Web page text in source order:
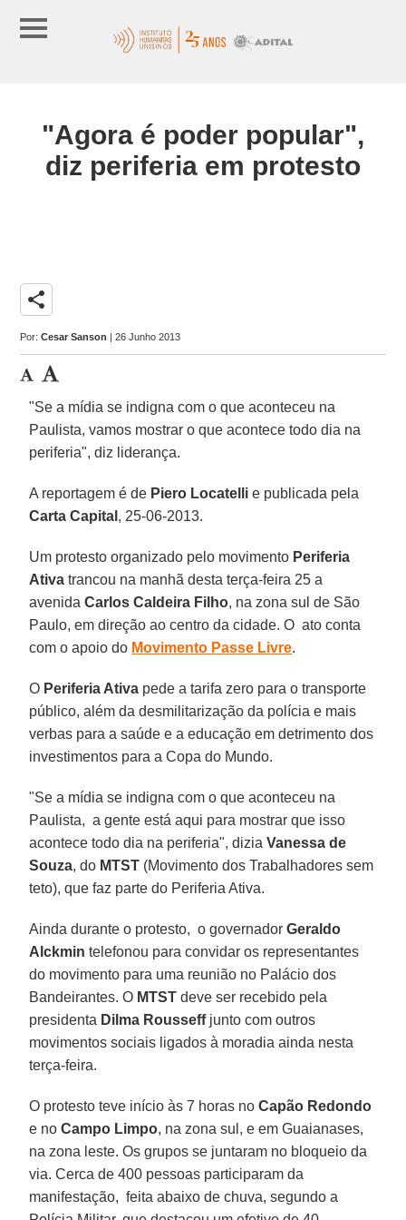
"Agora é poder popular",
diz periferia em protesto
share
Por:Cesar Sanson | 26 Junho 2013
"Se a mídia se indigna com o que aconteceu na
Paulista, vamos mostrar o que acontece todo dia na
periferia", diz liderança.
A reportagem é de Piero Locatellie publicada pela
Carta Capital , 25-06-2013.
Um protesto organizado pelo movimento Periferia
Ativa trancou na manhã desta terça-feira 25 a
avenidaCarlos Caldeira Filho, na zona sul de São
Paulo, em direção ao centro da cidade. O ato conta
com o apoio do Movimento Passe Livre.
O Periferia Ativa pede a tarifa zero para o transporte
público, além da desmilitarização da polícia e mais
verbas para a saúde e a educação em detrimento dos
investimentos para a Copa do Mundo.
"Se a mídia se indigna com o que aconteceu na
Paulista, a gente está aqui para mostrar que isso
acontece todo dia na periferia", diziaVanessa de
Souza, do MTST (Movimento dos Trabalhadores sem
teto), que faz parte do Periferia Ativa.
Ainda durante o protesto, o governador Geraldo
Alckmin telefonou para convidar os representantes
do movimento para uma reunião no Palácio dos
Bandeirantes. O MTST deve ser recebido pela
presidenta Dilma Rousseffjunto com outros
movimentos sociais ligados à moradia ainda nesta
terça-feira.
O protesto teve início às 7 horas noCapão Redondo
e noCampo Limpo, na zona sul, e em Guaianases,
na zona leste. Os grupos se juntaram no bloqueio da
via. Cerca de 400 pessoas participaram da
manifestação, feita abaixo de chuva, segundo a